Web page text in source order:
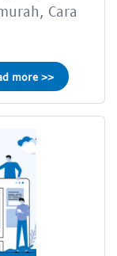
Cara
more >>